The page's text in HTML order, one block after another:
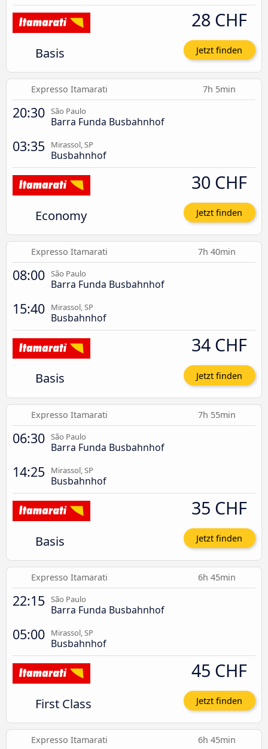
Basis
28 CHF
Jetzt finden
Expresso Itamarati 7h 5min
20:30 São Paulo
Barra Funda Busbahnhof
03:35 Mirassol, SP
Busbahnhof
Economy
30 CHF
Jetzt finden
Expresso Itamarati 7h 40min
08:00 São Paulo
Barra Funda Busbahnhof
15:40 Mirassol, SP
Busbahnhof
Basis
34 CHF
Jetzt finden
Expresso Itamarati 7h 55min
06:30 São Paulo
Barra Funda Busbahnhof
14:25 Mirassol, SP
Busbahnhof
Basis
35 CHF
Jetzt finden
Expresso Itamarati 6h 45min
22:15 São Paulo
Barra Funda Busbahnhof
05:00 Mirassol, SP
Busbahnhof
First Class
45 CHF
Jetzt finden
Expresso Itamarati 6h 45min